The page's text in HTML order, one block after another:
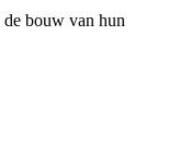
bouw van hun